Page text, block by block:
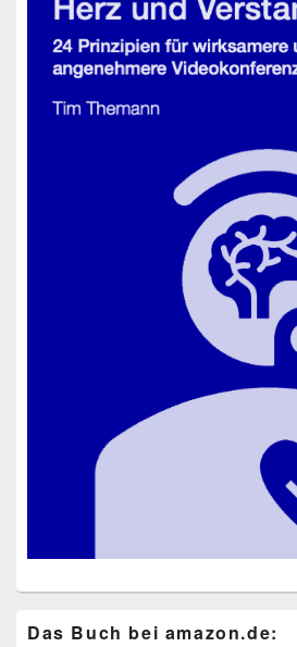
Das Buch bei ama​zon​.de: